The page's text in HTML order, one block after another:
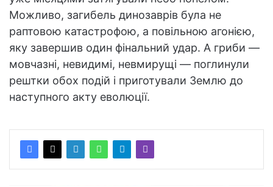
Можливо, загибель динозаврів була не
раптовою катастрофою, а повільною агонією,
яку завершив один фінальний удар. А гриби —
мовчазні, невидимі, невмирущі — поглинули
рештки обох подій і приготували Землю до
наступного акту еволюції.